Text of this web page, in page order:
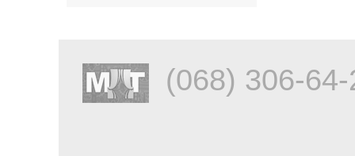
(068) 306-64-